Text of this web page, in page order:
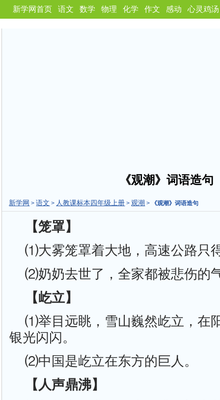
新学网首页 语文 数学 物理 化学 作文 感动 心灵鸡汤
《观潮》词语造句
新学网 >语文 > 人教课标本四年级上册 > 观潮 > 《观潮》词语造句
【笼罩】
⑴大雾笼罩着大地，高速公路只
⑵奶奶去世了，全家都被悲伤的
【屹立】
⑴举目远眺，雪山巍然屹立，在
银光闪闪。
⑵中国是屹立在东方的巨人。
【人声鼎沸】